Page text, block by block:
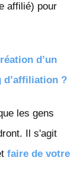
affilié) pour
d’un
d’affiliation ?
les gens
Il s'agit
faire de votre